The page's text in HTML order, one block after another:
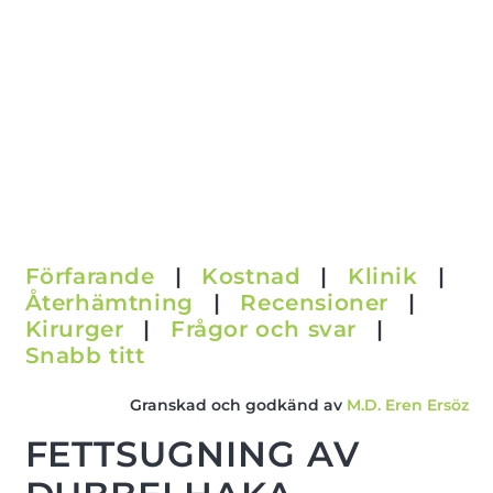
Förfarande | Kostnad | Klinik
|
Återhämtning
| Recensioner
|
Kirurger
| Frågor och svar
|
Snabb titt
Granskad och godkänd av M.D. Eren Ersöz
FETTSUGNING AV